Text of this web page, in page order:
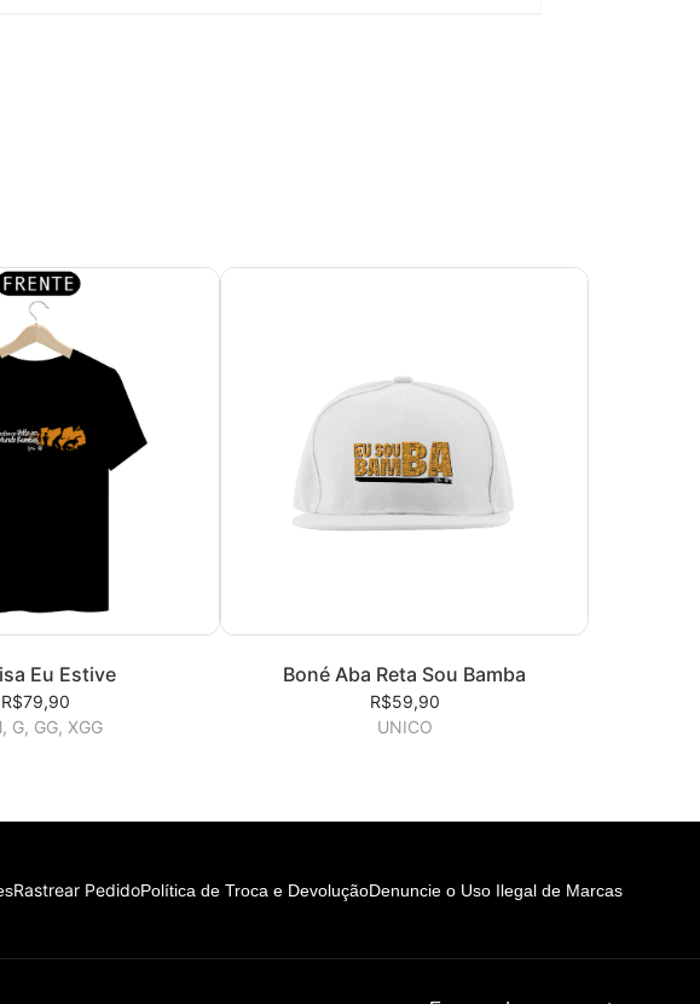
Eu Estive
R$79,90
G, GG, XGG
Boné Aba Reta Sou Bamba
R$59,90
UNICO
Rastrear PedidoPolítica de Troca e DevoluçãoDenuncie o Uso Ilegal de Marcas